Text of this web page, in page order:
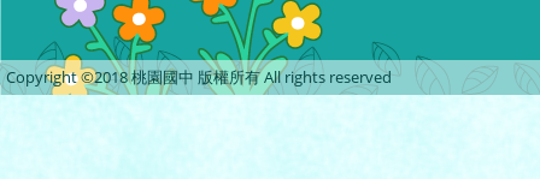
Copyright ©2018 桃園國中 版權所有 All rights reserved